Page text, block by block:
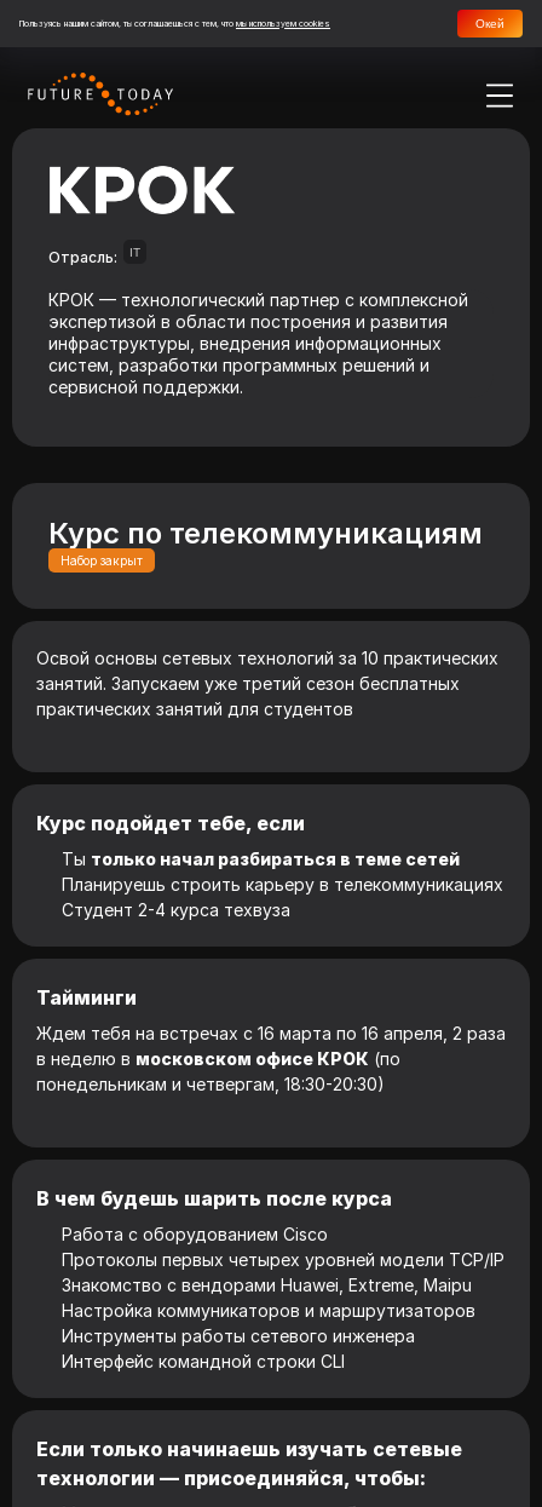
Пользуясь нашим сайтом, ты соглашаешься с тем, что мы используем cookies Окей
Отрасль: IT
КРОК — технологический партнер с комплексной
экспертизой в области построения и развития
инфраструктуры, внедрения информационных
систем, разработки программных решений и
сервисной поддержки.
Курс по телекоммуникациям
Набор закрыт
Освой основы сетевых технологий за 10 практических
занятий. Запускаем уже третий сезон бесплатных
практических занятий для студентов
Курс подойдет тебе, если
Ты только начал разбираться в теме сетей
Планируешь строить карьеру в телекоммуникациях
Студент 2-4 курса техвуза
Тайминги
Ждем тебя на встречах с 16 марта по 16 апреля, 2 раза
в неделю в московском офисе КРОК (по
понедельникам и четвергам, 18:30-20:30)
В чем будешь шарить после курса
Работа с оборудованием Cisco
Протоколы первых четырех уровней модели TCP/IP
Знакомство с вендорами Huawei, Extreme, Maipu
Настройка коммуникаторов и маршрутизаторов
Инструменты работы сетевого инженера
Интерфейс командной строки CLI
Если только начинаешь изучать сетевые
технологии — присоединяйся, чтобы: